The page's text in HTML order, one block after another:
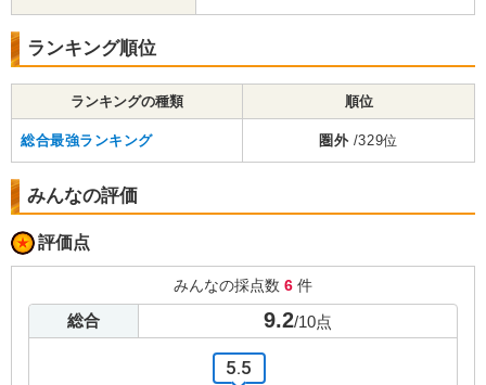
ランキング順位
ランキングの種類 順位
総合最強ランキング 圏外 /329位
みんなの評価
評価点
みんなの採点数 6 件
総合 9.2/10点
5.5